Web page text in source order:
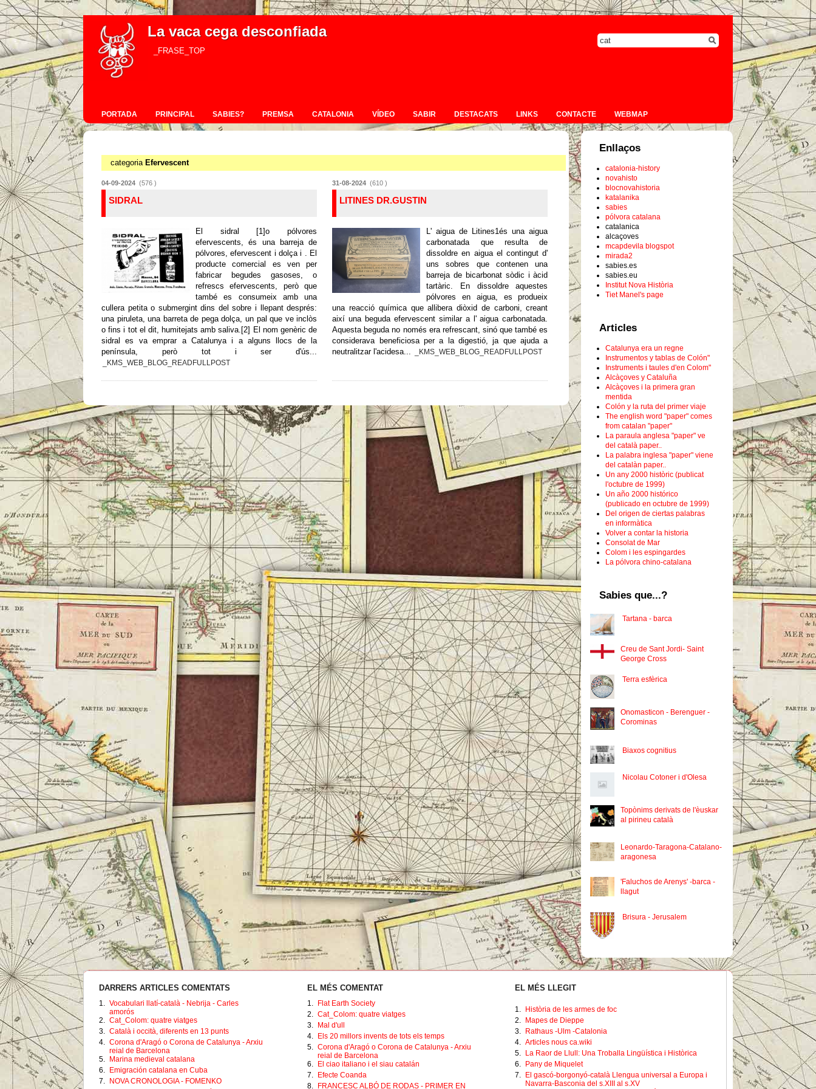
La vaca cega desconfiada
_FRASE_TOP
PORTADA PRINCIPAL SABIES? PREMSA CATALONIA VÍDEO SABIR DESTACATS LINKS CONTACTE WEBMAP
categoria Efervescent
04-09-2024 (576 )
SIDRAL
El sidral [1]o pólvores
efervescents, és una barreja de
pólvores, efervescent i dolça i . El
producte comercial es ven per
fabricar begudes gasoses, o
refrescs efervescents, però que
també es consumeix amb una
cullera petita o submergint dins del sobre i llepant després:
una piruleta, una barreta de pega dolça, un pal que ve inclòs
o fins i tot el dit, humitejats amb saliva.[2] El nom genèric de
sidral es va emprar a Catalunya i a alguns llocs de la
península, però tot i ser d'ús...
_KMS_WEB_BLOG_READFULLPOST
31-08-2024 (610 )
LITINES DR.GUSTIN
L' aigua de Litines1és una aigua
carbonatada que resulta de
dissoldre en aigua el contingut d'
uns sobres que contenen una
barreja de bicarbonat sòdic i àcid
tartàric. En dissoldre aquestes
pólvores en aigua, es produeix
una reacció química que allibera diòxid de carboni, creant
així una beguda efervescent similar a l' aigua carbonatada.
Aquesta beguda no només era refrescant, sinó que també es
considerava beneficiosa per a la digestió, ja que ajuda a
neutralitzar l'acidesa...
_KMS_WEB_BLOG_READFULLPOST
Enllaços
catalonia-history
novahisto
blocnovahistoria
katalanika
sabies
pólvora catalana
catalanica
alcaçoves
mcapdevila blogspot
mirada2
sabies.es
sabies.eu
Institut Nova Història
Tiet Manel's page
Articles
Catalunya era un regne
Instrumentos y tablas de Colón"
Instruments i taules d'en Colom"
Alcàçoves y Cataluña
Alcàçoves i la primera gran
mentida
Colón y la ruta del primer viaje
The english word "paper" comes
from catalan "paper"
La paraula anglesa "paper" ve
del català paper..
La palabra inglesa "paper" viene
del catalàn paper..
Un any 2000 històric (publicat
l'octubre de 1999)
Un año 2000 histórico
(publicado en octubre de 1999)
Del origen de ciertas palabras
en informàtica
Volver a contar la historia
Consolat de Mar
Colom i les espingardes
La pólvora chino-catalana
Sabies que...?
Tartana - barca
Creu de Sant Jordi- Saint
George Cross
Terra esfèrica
Onomasticon - Berenguer -
Corominas
Biaxos cognitius
Nicolau Cotoner i d'Olesa
Topònims derivats de l'èuskar
al pirineu català
Leonardo-Taragona-Catalano-
aragonesa
'Faluchos de Arenys' -barca -
llagut
Brisura - Jerusalem
DARRERS ARTICLES COMENTATS
1. Vocabulari llatí-català - Nebrija - Carles
amorós
2. Cat_Colom: quatre viatges
3. Català i occità, diferents en 13 punts
4. Corona d'Aragó o Corona de Catalunya - Arxiu
reial de Barcelona
5.
Marina medieval catalana
6.
Emigración catalana en Cuba
7.
NOVA CRONOLOGIA - FOMENKO
EL MÉS COMENTAT
1.
Flat Earth Society
2. Cat_Colom: quatre viatges
3.
Mal d'ull
4.
Els 20 millors invents de tots els temps
5. Corona d'Aragó o Corona de Catalunya - Arxiu
reial de Barcelona
6.
El ciao italiano i el siau catalán
7.
Efecte Coanda
8.
FRANCESC ALBÓ DE RODAS - PRIMER EN
EL MÉS LLEGIT
1.
Història de les armes de foc
2.
Mapes de Dieppe
3.
Rathaus -Ulm -Catalonia
4. Articles nous ca.wiki
5.
La Raor de Llull: Una Troballa Lingüística i Històrica
6.
Pany de Miquelet
7.
El gascó-borgonyó-català Llengua universal a Europa i
Navarra-Basconia del s.XIII al s.XV